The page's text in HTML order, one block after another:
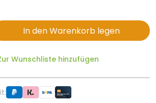
In den Warenkorb legen
Wunschliste hinzufügen